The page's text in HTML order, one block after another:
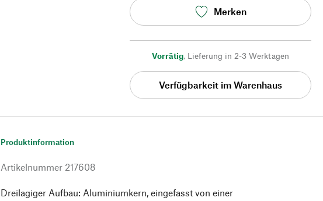
Merken
Vorrätig, Lieferung in 2-3 Werktagen
Verfügbarkeit im Warenhaus
Produktinformation
Artikelnummer 217608
Dreilagiger Aufbau: Aluminiumkern, eingefasst von einer